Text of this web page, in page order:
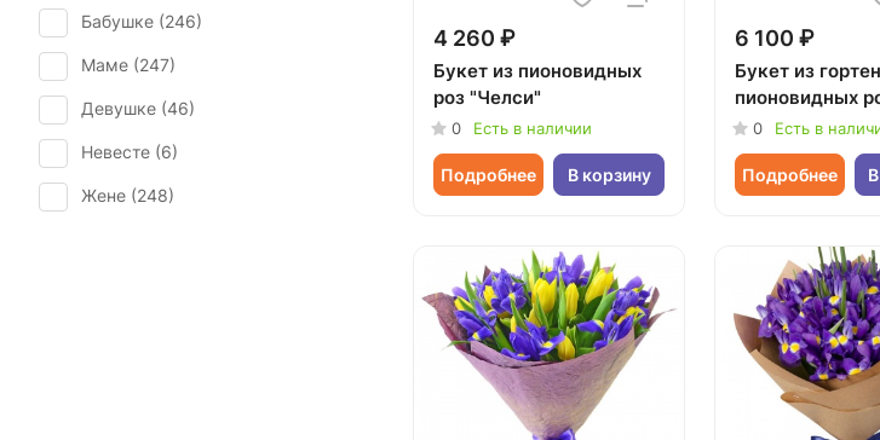
4 260 ₽
Букет из пионовидных
роз "Челси"
0 Есть в наличии
Подробнее В корзину
6 100 ₽
Букет из
пионовидных
0 Есть в
Подробнее
Последний звонок (
Рождение ребенка (
Рождество (28
Свадьба (1)
Татьянин день (
Бабушке (246)
Маме (247)
Девушке (46)
Невесте (6)
Жене (248)